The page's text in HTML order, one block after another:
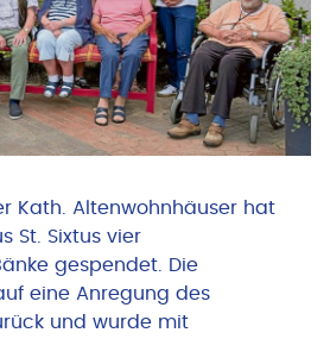
Kath. Altenwohnhäuser hat
St. Sixtus vier
gespendet. Die
eine Anregung des
und wurde mit